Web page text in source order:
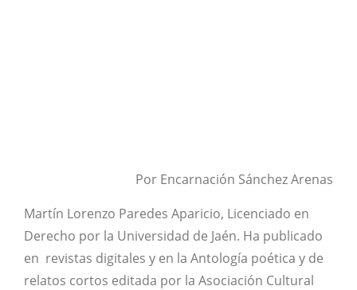
Por Encarnación Sánchez Arenas
Martín Lorenzo Paredes Aparicio, Licenciado en
Derecho por la Universidad de Jaén. Ha publicado
en revistas digitales y en la Antología poética y de
relatos cortos editada por la Asociación Cultural